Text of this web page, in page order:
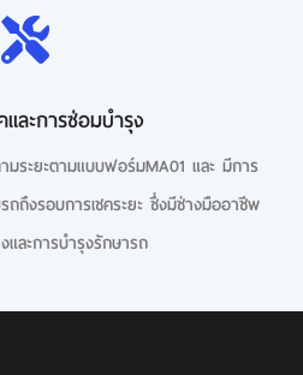
และการซ่อมบำรุง
มระยะตามแบบฟอร์มMA01 และ มีการ
ถึงรอบการเชคระยะ ซึ่งมีช่างมืออาชีพ
และการบำรุงรักษารถ